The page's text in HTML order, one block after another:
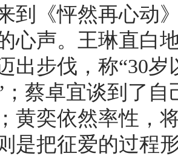
《怦然再心动》
心声。王琳直白
出步伐，称“30
；蔡卓宜谈到了
黄奕依然率性，
是把征爱的过程